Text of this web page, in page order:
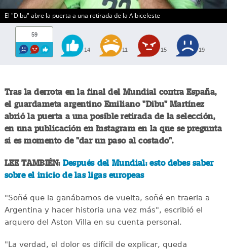
El "Dibu" abre la puerta a una retirada de la Albiceleste
59
14 11 15 19
Tras la derrota en la final del Mundial contra España,
el guardameta argentino Emiliano "Dibu" Martínez
abrió la puerta a una posible retirada de la selección,
en una publicación en Instagram en la que se pregunta
si es momento de "dar un paso al costado".
LEE TAMBIÉN: Después del Mundial: esto debes saber
sobre el inicio de las ligas europeas
"Soñé que la ganábamos de vuelta, soñé en traerla a
Argentina y hacer historia una vez más", escribió el
arquero del Aston Villa en su cuenta personal.
"La verdad, el dolor es difícil de explicar, queda